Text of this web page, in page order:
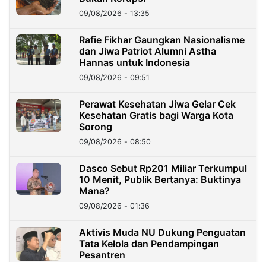
09/08/2026 - 13:35
Rafie Fikhar Gaungkan Nasionalisme
dan Jiwa Patriot Alumni Astha
Hannas untuk Indonesia
09/08/2026 - 09:51
Perawat Kesehatan Jiwa Gelar Cek
Kesehatan Gratis bagi Warga Kota
Sorong
09/08/2026 - 08:50
Dasco Sebut Rp201 Miliar Terkumpul
10 Menit, Publik Bertanya: Buktinya
Mana?
09/08/2026 - 01:36
Aktivis Muda NU Dukung Penguatan
Tata Kelola dan Pendampingan
Pesantren